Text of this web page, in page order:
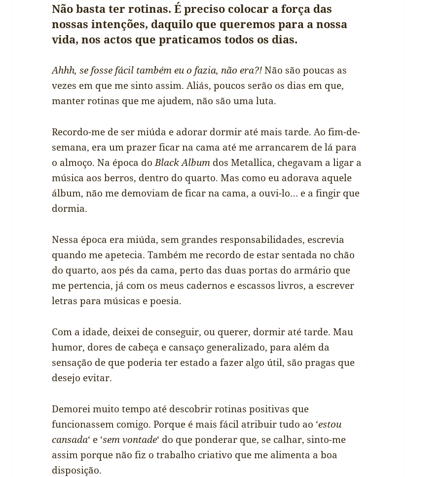
Não basta ter rotinas. É preciso colocar a força das
nossas intenções, daquilo que queremos para a nossa
vida, nos actos que praticamos todos os dias.
Ahhh, se fosse fácil também eu o fazia, não era?!Não são poucas as
vezes em que me sinto assim. Aliás, poucos serão os dias em que,
manter rotinas que me ajudem, não são uma luta.
Recordo-me de ser miúda e adorar dormir até mais tarde. Ao fim-de-
semana, era um prazer ficar na cama até me arrancarem de lá para
o almoço. Na época doBlack Album dos Metallica, chegavam a ligar a
música aos berros, dentro do quarto. Mas como eu adorava aquele
álbum, não me demoviam de ficar na cama, a ouvi-lo… e a fingir que
dormia.
Nessa época era miúda, sem grandes responsabilidades, escrevia
quando me apetecia. Também me recordo de estar sentada no chão
do quarto, aos pés da cama, perto das duas portas do armário que
me pertencia, já com os meus cadernos e escassos livros, a escrever
letras para músicas e poesia.
Com a idade, deixei de conseguir, ou querer, dormir até tarde. Mau
humor, dores de cabeça e cansaço generalizado, para além da
sensação de que poderia ter estado a fazer algo útil, são pragas que
desejo evitar.
Demorei muito tempo até descobrir rotinas positivas que
funcionassem comigo. Porque é mais fácil atribuir tudo ao ‘estou
cansada‘ e ‘sem vontade‘ do que ponderar que, se calhar, sinto-me
assim porque não fiz o trabalho criativo que me alimenta a boa
disposição.